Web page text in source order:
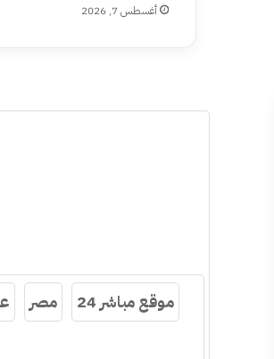
أغسطس 7, 2026
موقع مباشر 24 مصر